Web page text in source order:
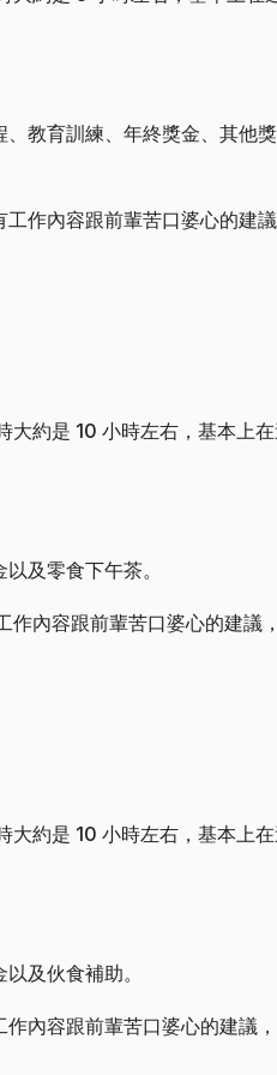
教育訓練、年終獎金、其他獎
作內容跟前輩苦口婆心的建
大約是 10 小時左右，基本上
及零食下午茶。
作內容跟前輩苦口婆心的建議
大約是 10 小時左右，基本上
及伙食補助。
內容跟前輩苦口婆心的建議